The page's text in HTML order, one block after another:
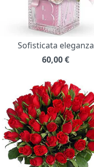
Sofisticata eleganza
60,00€